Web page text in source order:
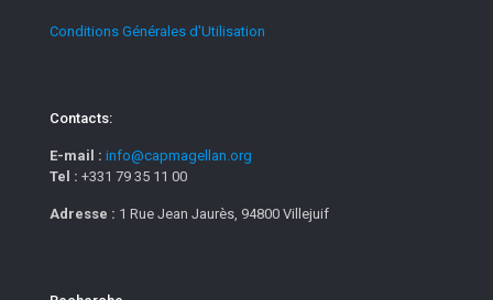
Conditions Générales d'Utilisation
Contacts:
E-mail : info@capmagellan.org
Tel : +331 79 35 11 00
Adresse : 1 Rue Jean Jaurès, 94800 Villejuif